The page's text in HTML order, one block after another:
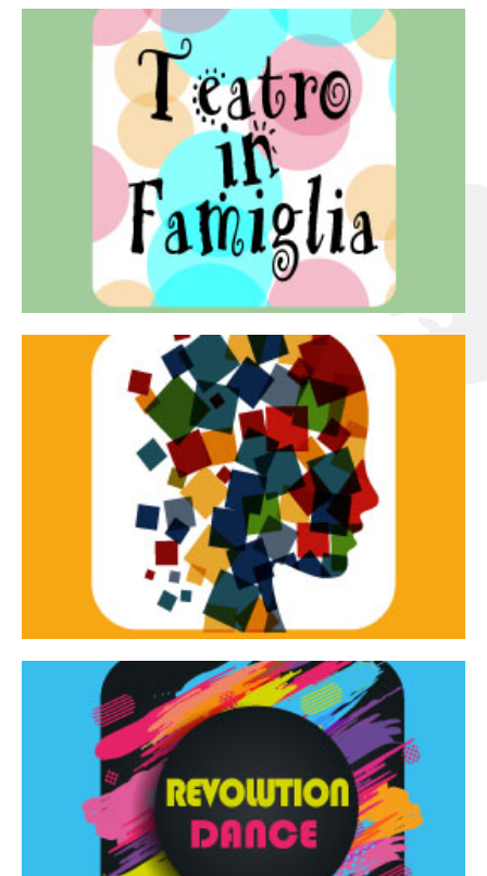
Teatro in famiglia
Teatro In Famiglia è una rassegna di teatro concepita
per far condividere e godere del teatro all’intera
famiglia.
Continua
Tracce dinamiche
Tracce Dinamiche è una rassegna di teatro
d’innovazione e sperimentale.
Continua
Revolution Dance
Rassegna di danza contemporanea – I Edizione